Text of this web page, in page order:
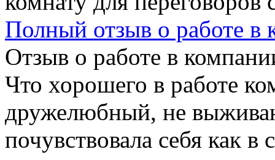
Полный отзыв о работе в
Отзыв о работе в
Что хорошего в работе
дружелюбный, не
почувствовала себя как в